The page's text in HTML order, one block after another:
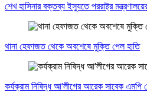
শেখ হাসিনার বক্তব্য ইস্যুতে পররাষ্ট্র
থানা হেফাজত থেকে অবশেষে মুক্তি পেল হাতি
কর্যক্রাম নিষিদ্ধ আ'লীগের আরেক সাবেক এমপি